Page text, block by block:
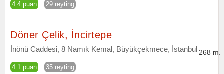
4.4 puan 29 reyting
Döner Çelik, İncirtepe
İnönü Caddesi, 8 Namık Kemal, Büyükçekmece, İstanbul
4.1 puan 35 reyting
268 m.